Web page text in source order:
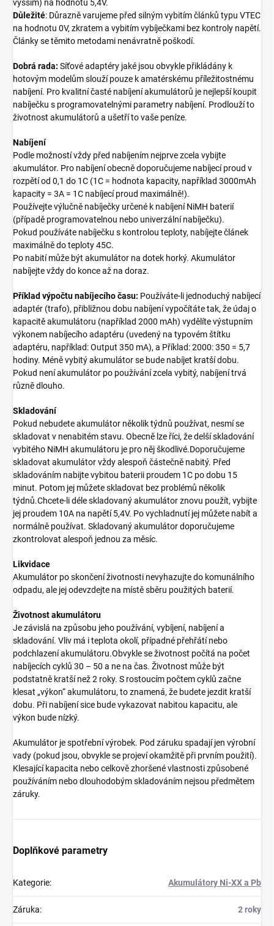
vyšším) na hodnotu 5,4V.
Důležité: Důrazně varujeme před silným vybitím článků typu VTEC
na hodnotu 0V, zkratem a vybitím vybíječkami bez kontroly napětí.
Články se těmito metodami nenávratně poškodí.
Dobrá rada: Síťové adaptéry jaké jsou obvykle přikládány k
hotovým modelům slouží pouze k amatérskému příležitostnému
nabíjení. Pro kvalitní časté nabíjení akumulátorů je nejlepší koupit
nabíječku s programovatelnými parametry nabíjení. Prodlouží to
životnost akumulátorů a ušetří to vaše peníze.
Nabíjení
Podle možností vždy před nabíjením nejprve zcela vybijte
akumulátor. Pro nabíjení obecně doporučujeme nabíjecí proud v
rozpětí od 0,1 do 1C (1C = hodnota kapacity, například 3000mAh
kapacity = 3A = 1C nabíjecí proud maximálně!).
Používejte výlučně nabíječky určené k nabíjení NiMH baterií
(případě programovatelnou nebo univerzální nabíječku).
Pokud používáte nabíječku s kontrolou teploty, nabíjejte článek
maximálně do teploty 45C.
Po nabití může být akumulátor na dotek horký. Akumulátor
nabíjejte vždy do konce až na doraz.
Příklad výpočtu nabíjecího času: Používáte-li jednoduchý nabíjecí
adaptér (trafo), přibližnou dobu nabíjení vypočítáte tak, že údaj o
kapacitě akumulátoru (například 2000 mAh) vydělíte výstupním
výkonem nabíjecího adaptéru (uvedený na typovém štítku
adaptéru, například: Output 350 mA), a Příklad: 2000: 350 = 5,7
hodiny. Méně vybitý akumulátor se bude nabíjet kratší dobu.
Pokud není akumulátor po používání zcela vybitý, nabíjení trvá
různě dlouho.
Skladování
Pokud nebudete akumulátor několik týdnů používat, nesmí se
skladovat v nenabitém stavu. Obecně lze říci, že delší skladování
vybitého NiMH akumulátoru je pro něj škodlivé.Doporučujeme
skladovat akumulátor vždy alespoň částečně nabitý. Před
skladováním nabijte vybitou baterii proudem 1C po dobu 15
minut. Potom jej můžete skladovat bez problémů několik
týdnů.Chcete-li déle skladovaný akumulátor znovu použít, vybijte
jej proudem 10A na napětí 5,4V. Po vychladnutí jej můžete nabít a
normálně používat. Skladovaný akumulátor doporučujeme
zkontrolovat alespoň jednou za měsíc.
Likvidace
Akumulátor po skončení životnosti nevyhazujte do komunálního
odpadu, ale jej odevzdejte na místě sběru použitých baterií.
Životnost akumulátoru
Je závislá na způsobu jeho používání, vybíjení, nabíjení a
skladování. Vliv má i teplota okolí, případné přehřátí nebo
podchlazení akumulátoru.Obvykle se životnost počítá na počet
nabíjecích cyklů 30 – 50 a ne na čas. Životnost může být
podstatně kratší než 2 roky. S rostoucím počtem cyklů začne
klesat „výkon“ akumulátoru, to znamená, že budete jezdit kratší
dobu. Při nabíjení sice bude vykazovat nabitou kapacitu, ale
výkon bude nízký.
Akumulátor je spotřební výrobek. Pod záruku spadají jen výrobní
vady (pokud jsou, obvykle se projeví okamžitě při prvním použití).
Klesající kapacita nebo celkově zhoršené vlastnosti způsobené
používáním nebo dlouhodobým skladováním nejsou předmětem
záruky.
Doplňkové parametry
Kategorie: Akumulátory Ni-XX a Pb
Záruka: 2 roky